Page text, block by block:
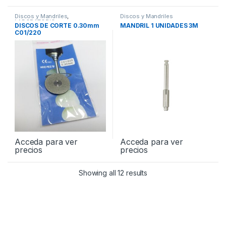
Discos y Mandriles,
LABORATORIO
DISCOS DE CORTE 0.30mm
C01/220
Acceda para ver
precios
Discos y Mandriles
MANDRIL 1 UNIDADES 3M
Acceda para ver
precios
Showing all 12 results